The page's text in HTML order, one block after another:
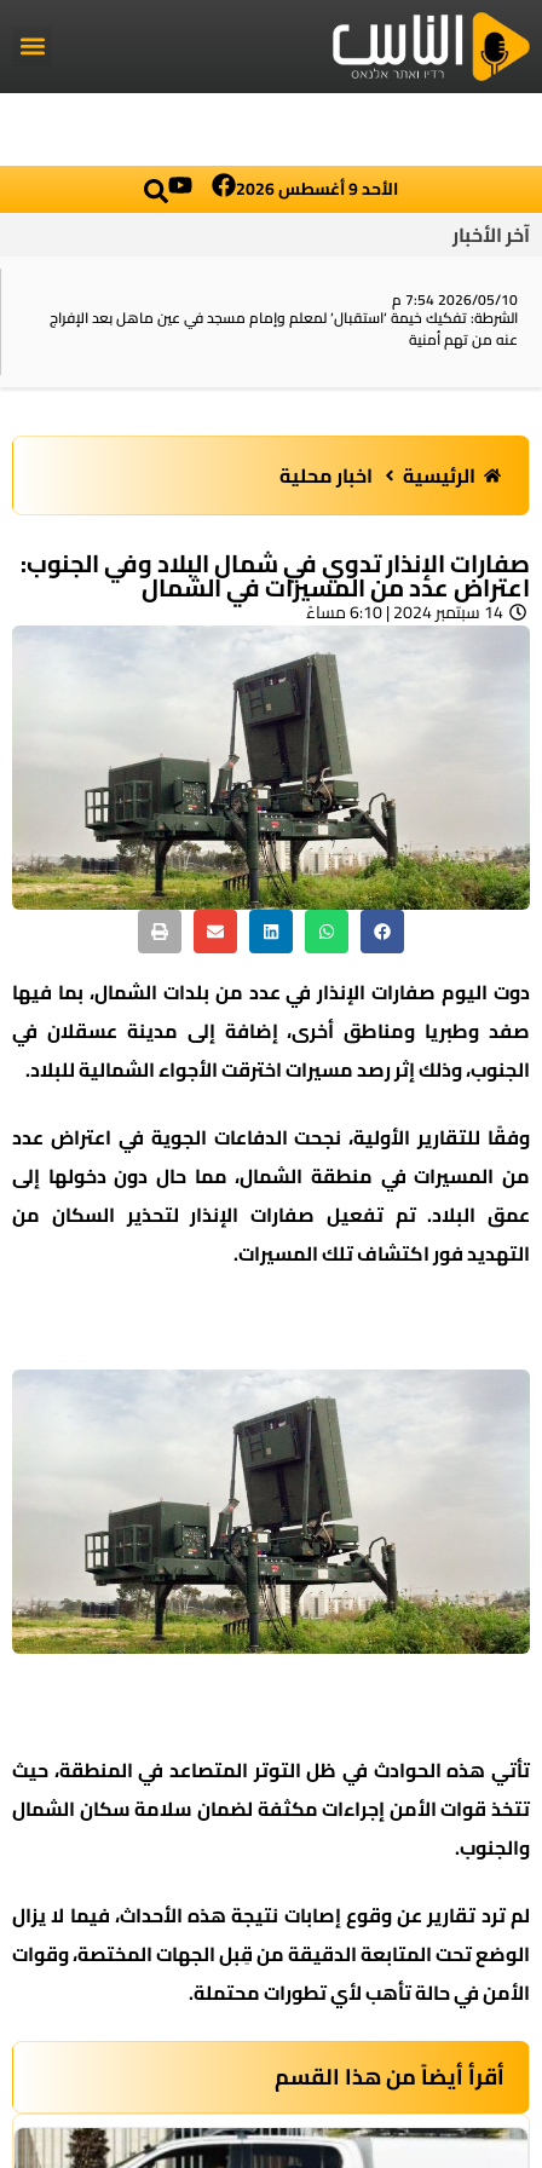
الأحد 9 أغسطس 2026
آخر الأخبار
2026/05/10 7:54 م
الشرطة: تفكيك خيمة ‘استقبال‘ لمعلم وإمام مسجد في عين ماهل بعد الإفراج
عنه من تهم أمنية
الرئيسية اخبار محلية
صفارات الإنذار تدوي في شمال البلاد وفي الجنوب:
اعتراض عدد من المسيرات في الشمال
14 سبتمبر 2024 | 6:10 مساءً
دوت اليوم صفارات الإنذار في عدد من بلدات الشمال، بما فيها
صفد وطبريا ومناطق أخرى، إضافة إلى مدينة عسقلان في
الجنوب، وذلك إثر رصد مسيرات اخترقت الأجواء الشمالية للبلاد.
وفقًا للتقارير الأولية، نجحت الدفاعات الجوية في اعتراض عدد
من المسيرات في منطقة الشمال، مما حال دون دخولها إلى
عمق البلاد. تم تفعيل صفارات الإنذار لتحذير السكان من
التهديد فور اكتشاف تلك المسيرات.
تأتي هذه الحوادث في ظل التوتر المتصاعد في المنطقة، حيث
تتخذ قوات الأمن إجراءات مكثفة لضمان سلامة سكان الشمال
والجنوب.
لم ترد تقارير عن وقوع إصابات نتيجة هذه الأحداث، فيما لا يزال
الوضع تحت المتابعة الدقيقة من قِبل الجهات المختصة، وقوات
الأمن في حالة تأهب لأي تطورات محتملة.
أقرأ أيضاً من هذا القسم